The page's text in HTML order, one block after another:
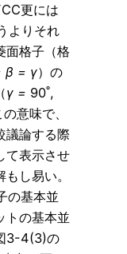
更には
よりそれ
面格子（格
β = γ）の
γ = 90˚,
意味で、
議論する際
て表示させ
し易い。
の基本並
トの基本並
3-4(3)の